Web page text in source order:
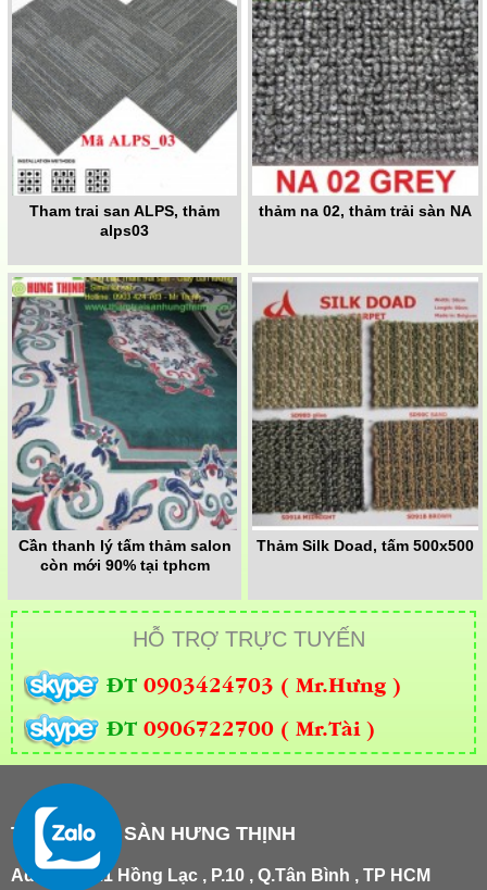
Tham trai san ALPS, thảm
alps03
thảm na 02, thảm trải sàn NA
Cần thanh lý tấm thảm salon
còn mới 90% tại tphcm
Thảm Silk Doad, tấm 500x500
HỖ TRỢ TRỰC TUYẾN
ĐT 0903424703 ( Mr.Hưng )
ĐT 0906722700 ( Mr.Tài )
THẢM TRẢI SÀN HƯNG THỊNH
Add : 181/21 Hồng Lạc , P.10 , Q.Tân Bình , TP HCM